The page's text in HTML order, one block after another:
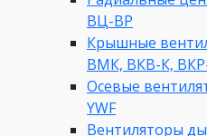
ВЦ-ВР
Крышные
ВМК, ВКВ-К,
Осевые
YWF
Вентиляторы